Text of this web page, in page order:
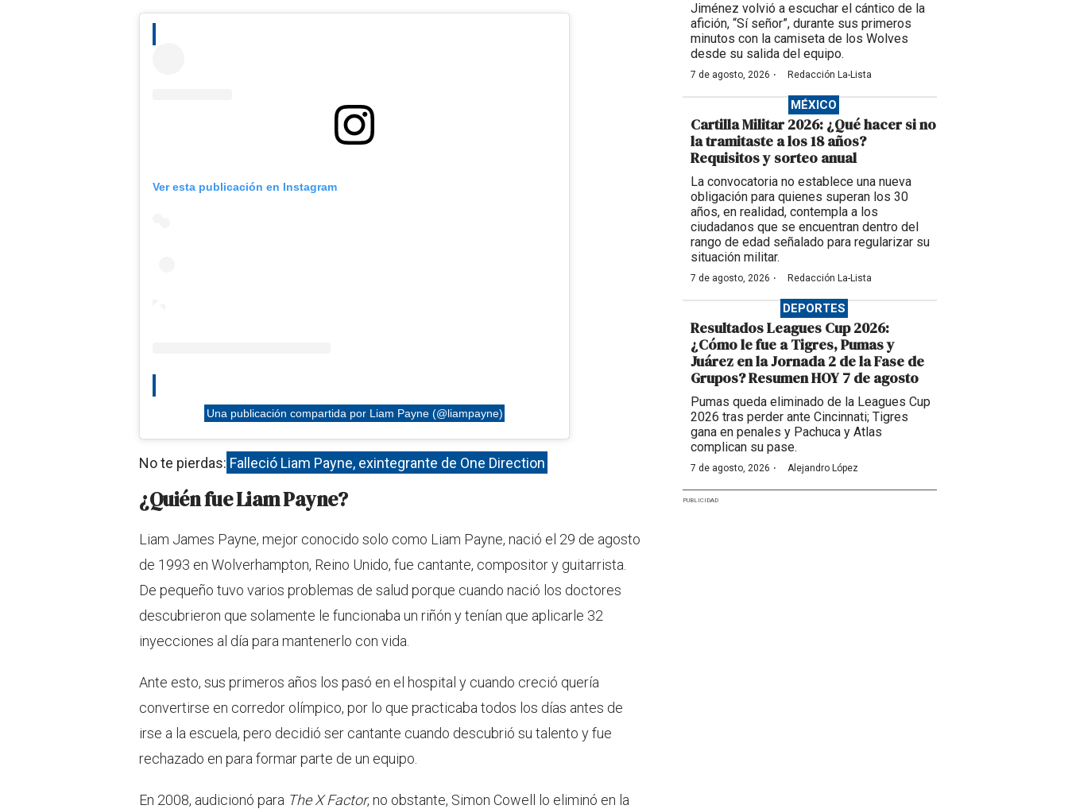
Ver esta publicación en Instagram
Una publicación compartida por Liam Payne (@liampayne)
No te pierdas: Falleció Liam Payne, exintegrante de One Direction
¿Quién fue Liam Payne?
Liam James Payne, mejor conocido solo como Liam Payne, nació el 29 de agosto
de 1993 en Wolverhampton, Reino Unido, fue cantante, compositor y guitarrista.
De pequeño tuvo varios problemas de salud porque cuando nació los doctores
descubrieron que solamente le funcionaba un riñón y tenían que aplicarle 32
inyecciones al día para mantenerlo con vida.
Ante esto, sus primeros años los pasó en el hospital y cuando creció quería
convertirse en corredor olímpico, por lo que practicaba todos los días antes de
irse a la escuela, pero decidió ser cantante cuando descubrió su talento y fue
rechazado en para formar parte de un equipo.
En 2008, audicionó para The X Factor, no obstante, Simon Cowell lo eliminó en la
Jiménez volvió a escuchar el cántico de la
afición, “Sí señor”, durante sus primeros
minutos con la camiseta de los Wolves
desde su salida del equipo.
7 de agosto, 2026 · Redacción La-Lista
MÉXICO
Cartilla Militar 2026: ¿Qué hacer si no
la tramitaste a los 18 años?
Requisitos y sorteo anual
La convocatoria no establece una nueva
obligación para quienes superan los 30
años, en realidad, contempla a los
ciudadanos que se encuentran dentro del
rango de edad señalado para regularizar su
situación militar.
7 de agosto, 2026 · Redacción La-Lista
DEPORTES
Resultados Leagues Cup 2026:
¿Cómo le fue a Tigres, Pumas y
Juárez en la Jornada 2 de la Fase de
Grupos? Resumen HOY 7 de agosto
Pumas queda eliminado de la Leagues Cup
2026 tras perder ante Cincinnati; Tigres
gana en penales y Pachuca y Atlas
complican su pase.
7 de agosto, 2026 · Alejandro López
PUBLICIDAD